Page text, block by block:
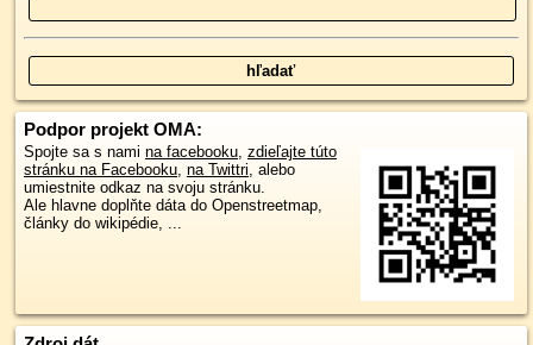
Podpor projekt OMA:
Spojte sa s nami na facebooku, zdieľajte túto
stránku na Facebooku, na Twittri, alebo
umiestnite odkaz na svoju stránku.
Ale hlavne doplňte dáta do Openstreetmap,
články do wikipédie, ...